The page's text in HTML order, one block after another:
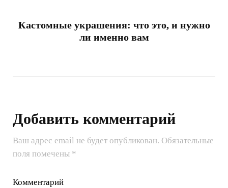
Кастомные украшения: что это, и нужно
ли именно вам
Добавить комментарий
Ваш адрес email не будет опубликован. Обязательные
поля помечены *
Комментарий